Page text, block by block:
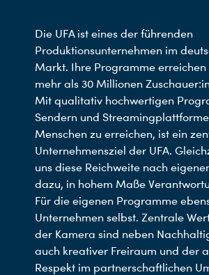
Die UFA ist eines der führenden
Produktionsunternehmen im
Markt. Ihre Programme erreichen
mehr als 30 Millionen
Mit qualitativ hochwertigen
Sendern und
Menschen zu erreichen, ist ein
Unternehmensziel der UFA.
uns diese Reichweite nach
dazu, in hohem Maße
Für die eigenen Programme
Unternehmen selbst. Zentrale
der Kamera sind neben
auch kreativer Freiraum und der
Respekt im partnerschaftlichen